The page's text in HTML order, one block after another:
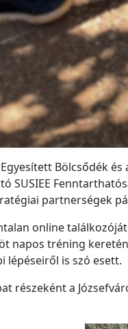
Egyesített Bölcsődék
SUSIEE
partnerségek
online
napos tréning
lépéseiről is szó esett.
részeként a